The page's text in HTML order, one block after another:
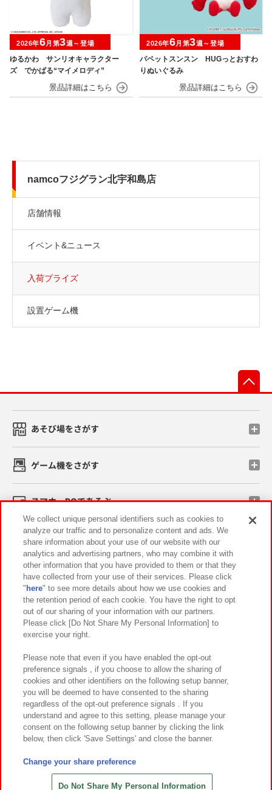
ゆるかわ サンリオキャラクター
ズ でかぱる“マイメロディ”
2026年6月第3週～登場
パペットスンスン HUGっとおすわ
りぬいぐるみ
2026年6月第3週～登場
namcoフジグラン北宇和島店
店舗情報
イベント&ニュース
入荷プライズ
設置ゲーム機
あそび場をさがす
ゲーム機をさがす
スマホ・PCであそぶ
イベント・キャンペーン
関連会社 サステナビリティ サイトポリシー
プライバシーポリシー ウェブアクセシビリティ方針と検証結果
お取引先さまとともに
カスタマーハラスメント対応方針 よくあるご質問・お問い合わせ
©Bandai Namco Amusement Inc.
©Bandai Namco Amusement Lab Inc.
©HANAYASHIKI Co., Ltd. All Rights Reserved.
We collect unique personal identifiers such as cookies to
analyze our traffic and to personalize content and ads. We
share information about your use of our website with our
analytics and advertising partners, who may combine it with
other information that you have provided to them or that they
have collected from your use of their services. Please click
" here" to see more details about how we use cookies and
the retention period of each cookie. You have the right to opt
out of our sharing of your information with our partners.
Please click [Do Not Share My Personal Information] to
exercise your right.
Please note that even if you have enabled the opt-out
preference signals , if you choose to allow the sharing of
cookies and other identifiers on the following setup banner,
you will be deemed to have consented to the sharing
regardless of the opt-out preference signals . If you
understand and agree to this setting, please manage your
consent on the following setup banner by clicking the link
below, then click 'Save Settings' and close the banner.
Change your share preference
Do Not Share My Personal Information